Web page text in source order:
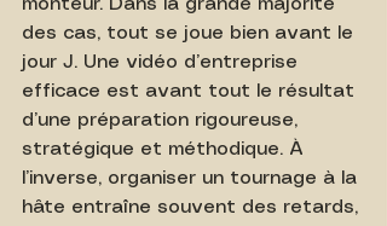
monteur. Dans la grande majorité
des cas, tout se joue bien avant le
jour J. Une vidéo d’entreprise
efficace est avant tout le résultat
d’une préparation rigoureuse,
stratégique et méthodique. À
l’inverse, organiser un tournage à la
hâte entraîne souvent des retards,